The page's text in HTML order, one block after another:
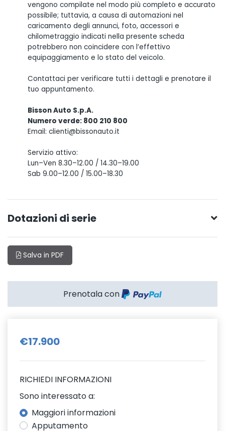
vengono compilate nel modo più completo e accurato
possibile; tuttavia, a causa di automazioni nel
caricamento degli annunci, foto, accessori e
chilometraggio indicati nella presente scheda
potrebbero non coincidere con l’effettivo
equipaggiamento e lo stato del veicolo.
Contattaci per verificare tutti i dettagli e prenotare il
tuo appuntamento.
Bisson Auto S.p.A.
Numero verde: 800 210 800
Email: clienti@bissonauto.it
Servizio attivo:
Lun–Ven 8.30–12.00 / 14.30–19.00
Sab 9.00–12.00 / 15.00–18.30
Dotazioni di serie
Salva in PDF
Prenotala con
€17.900
RICHIEDI INFORMAZIONI
Sono interessato a:
Maggiori informazioni
Apputamento